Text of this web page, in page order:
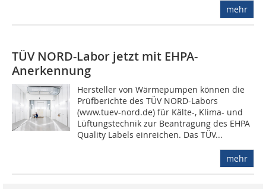
mehr
TÜV NORD-Labor jetzt mit EHPA-
Anerkennung
Hersteller von Wärmepumpen können die
Prüfberichte des TÜV NORD-Labors
(www.tuev-nord.de) für Kälte-, Klima- und
Lüftungstechnik zur Beantragung des EHPA
Quality Labels einreichen. Das TÜV...
mehr